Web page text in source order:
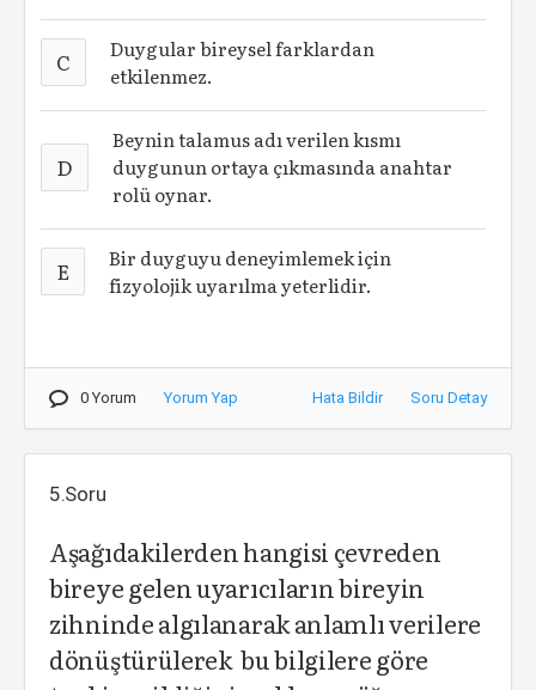
C
Duygular bireysel farklardan
etkilenmez.
D
Beynin talamus adı verilen kısmı
duygunun ortaya çıkmasında anahtar
rolü oynar.
E
Bir duyguyu deneyimlemek için
fizyolojik uyarılma yeterlidir.
0 Yorum Yorum Yap Hata Bildir Soru Detay
5.Soru
Aşağıdakilerden hangisi çevreden
bireye gelen uyarıcıların bireyin
zihninde algılanarak anlamlı verilere
dönüştürülerek bu bilgilere göre